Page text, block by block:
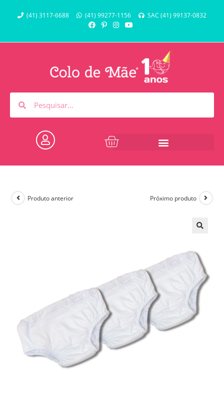
(41) 3117-6688 (41) 99277-1156 SAC (41) 99137-0832
Produto anterior Próximo produto